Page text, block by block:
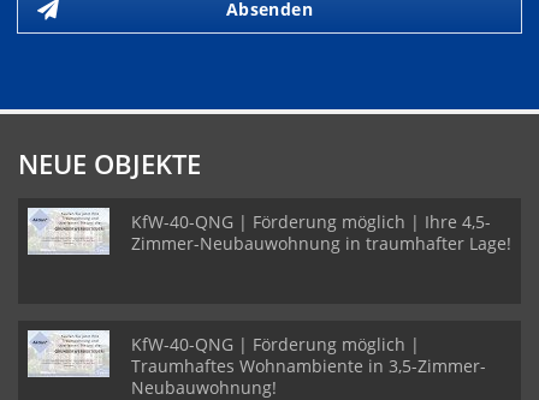
Absenden
NEUE OBJEKTE
KfW-40-QNG | Förderung möglich | Ihre 4,5-
Zimmer-Neubauwohnung in traumhafter Lage!
KfW-40-QNG | Förderung möglich |
Traumhaftes Wohnambiente in 3,5-Zimmer-
Neubauwohnung!